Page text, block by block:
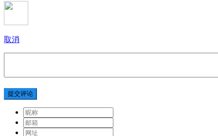
取消
提交评论